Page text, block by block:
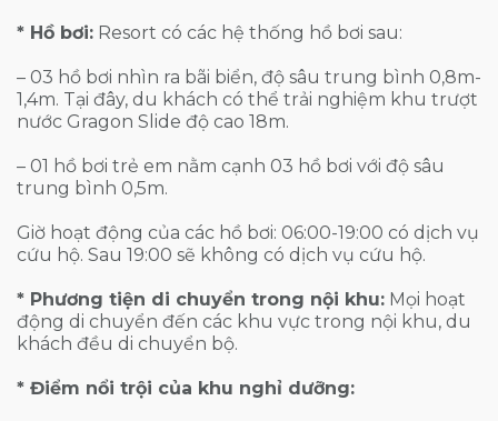
* Hồ bơi: Resort có các hệ thống hồ bơi sau:
– 03 hồ bơi nhìn ra bãi biển, độ sâu trung bình 0,8m-
1,4m. Tại đây, du khách có thể trải nghiệm khu trượt
nước Gragon Slide độ cao 18m.
– 01 hồ bơi trẻ em nằm cạnh 03 hồ bơi với độ sâu
trung bình 0,5m.
Giờ hoạt động của các hồ bơi: 06:00-19:00 có dịch vụ
cứu hộ. Sau 19:00 sẽ không có dịch vụ cứu hộ.
* Phương tiện di chuyển trong nội khu: Mọi hoạt
động di chuyển đến các khu vực trong nội khu, du
khách đều di chuyển bộ.
* Điểm nổi trội của khu nghỉ dưỡng: